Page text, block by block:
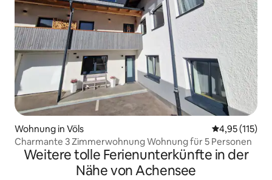
Wohnung in Völs
4,95 (115)
Charmante 3 Zimmerwohnung Wohnung für 5 Personen
Weitere tolle Ferienunterkünfte in der
Nähe von Achensee